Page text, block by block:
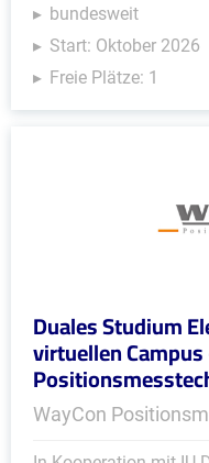
bundesweit
Start: Oktober 2026
Freie Plätze: 1
Duales Studium
virtuellen
WayCon